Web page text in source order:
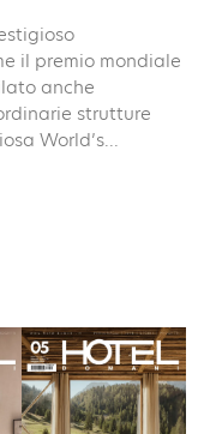
il premio mondiale
anche
strutture
World’s...